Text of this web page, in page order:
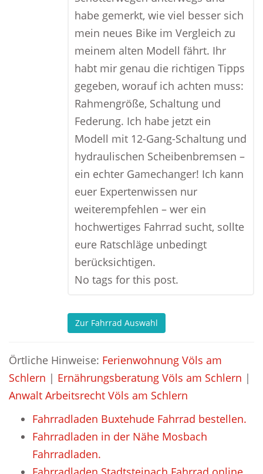
habe gemerkt, wie viel besser sich
mein neues Bike im Vergleich zu
meinem alten Modell fährt. Ihr
habt mir genau die richtigen Tipps
gegeben, worauf ich achten muss:
Rahmengröße, Schaltung und
Federung. Ich habe jetzt ein
Modell mit 12-Gang-Schaltung und
hydraulischen Scheibenbremsen –
ein echter Gamechanger! Ich kann
euer Expertenwissen nur
weiterempfehlen – wer ein
hochwertiges Fahrrad sucht, sollte
eure Ratschläge unbedingt
berücksichtigen.
No tags for this post.
Zur Fahrrad Auswahl
Örtliche Hinweise: Ferienwohnung Völs am
Schlern | Ernährungsberatung Völs am Schlern |
Anwalt Arbeitsrecht Völs am Schlern
Fahrradladen Buxtehude Fahrrad bestellen.
Fahrradladen in der Nähe Mosbach
Fahrradladen.